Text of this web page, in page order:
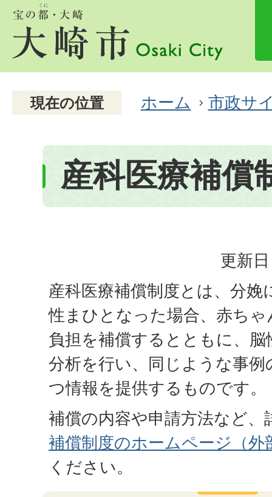
現在の位置 ホーム 市政サ
産科医療補償
更新
産科医療補償制度とは、分娩
性まひとなった場合、赤ち
負担を補償するとともに、
分析を行い、同じような事例
つ情報を提供するものです。
補償の内容や申請方法など、
補償制度のホームページ（外
ください。